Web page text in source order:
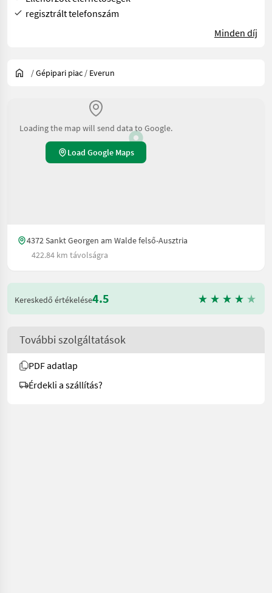
regisztrált telefonszám
Minden díj
/Gépipari piac / Everun
Loading the map will send data to Google.
Load Google Maps
4372 Sankt Georgen am Walde felső-Ausztria
422.84 km távolságra
Kereskedő értékelése4.5
További szolgáltatások
PDF adatlap
Érdekli a szállítás?